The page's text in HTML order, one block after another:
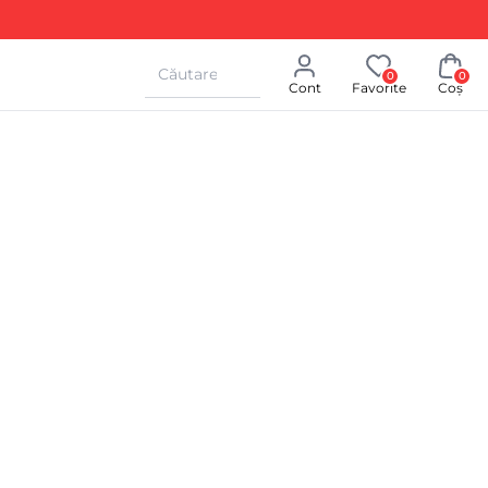
Căutare
Cont
0
Favorite
0
Coș